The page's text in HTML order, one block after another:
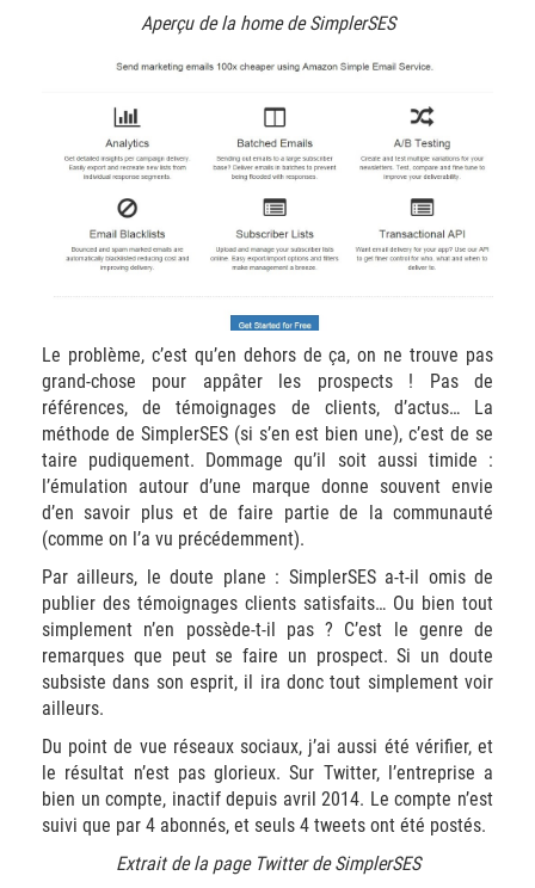
Aperçu de la home de SimplerSES
Le problème, c’est qu’en dehors de ça, on ne trouve pas
grand-chose pour appâter les prospects ! Pas de
références, de témoignages de clients, d’actus… La
méthode de SimplerSES (si s’en est bien une), c’est de se
taire pudiquement. Dommage qu’il soit aussi timide :
l’émulation autour d’une marque donne souvent envie
d’en savoir plus et de faire partie de la communauté
(comme on l’a vu précédemment).
Par ailleurs, le doute plane : SimplerSES a-t-il omis de
publier des témoignages clients satisfaits… Ou bien tout
simplement n’en possède-t-il pas ? C’est le genre de
remarques que peut se faire un prospect. Si un doute
subsiste dans son esprit, il ira donc tout simplement voir
ailleurs.
Du point de vue réseaux sociaux, j’ai aussi été vérifier, et
le résultat n’est pas glorieux. Sur Twitter, l’entreprise a
bien un compte, inactif depuis avril 2014. Le compte n’est
suivi que par 4 abonnés, et seuls 4 tweets ont été postés.
Extrait de la page Twitter de SimplerSES